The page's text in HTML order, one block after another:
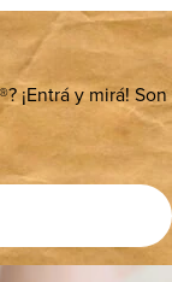
¡Entrá y mirá! Son